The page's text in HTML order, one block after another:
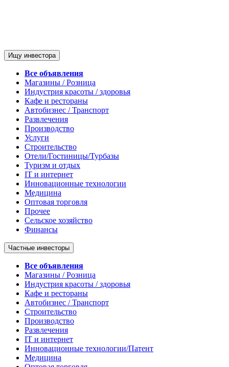
Ищу инвестора
Все объявления
Магазины / Розница
Индустрия красоты / здоровья
Кафе и рестораны
Автобизнес / Транспорт
Развлечения
Производство
Услуги
Строительство
Отели/Гостиницы/Турбазы
Туризм и отдых
IT и интернет
Инновационные технологии
Медицина
Оптовая торговля
Прочее
Сельское хозяйство
Финансы
Частные инвесторы
Все объявления
Магазины / Розница
Индустрия красоты / здоровья
Кафе и рестораны
Автобизнес / Транспорт
Строительство
Производство
Развлечения
IT и интернет
Инновационные технологии/Патент
Медицина